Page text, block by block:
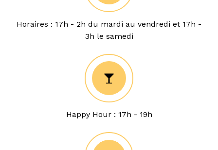
Horaires : 17h - 2h du mardi au vendredi et 17h -
3h le samedi
Happy Hour : 17h - 19h